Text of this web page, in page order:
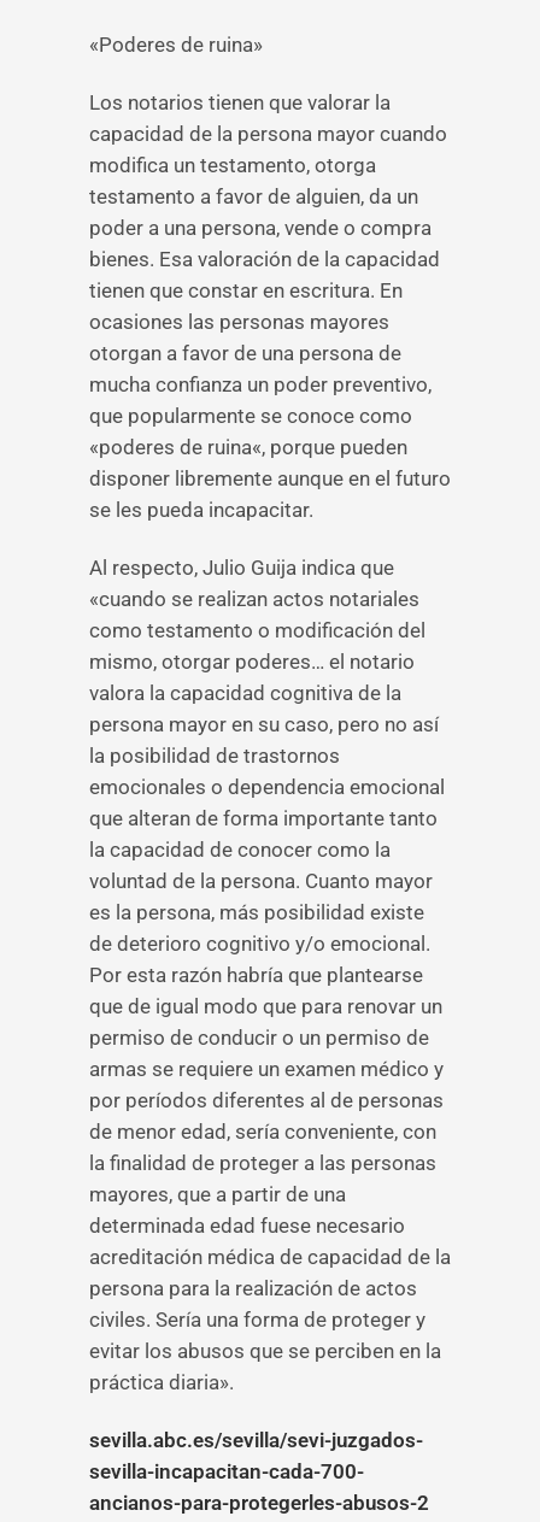
«Poderes de ruina»
Los notarios tienen que valorar la
capacidad de la persona mayor cuando
modifica un testamento, otorga
testamento a favor de alguien, da un
poder a una persona, vende o compra
bienes. Esa valoración de la capacidad
tienen que constar en escritura. En
ocasiones las personas mayores
otorgan a favor de una persona de
mucha confianza un poder preventivo,
que popularmente se conoce como
«poderes de ruina«, porque pueden
disponer libremente aunque en el futuro
se les pueda incapacitar.
Al respecto, Julio Guija indica que
«cuando se realizan actos notariales
como testamento o modificación del
mismo, otorgar poderes… el notario
valora la capacidad cognitiva de la
persona mayor en su caso, pero no así
la posibilidad de trastornos
emocionales o dependencia emocional
que alteran de forma importante tanto
la capacidad de conocer como la
voluntad de la persona. Cuanto mayor
es la persona, más posibilidad existe
de deterioro cognitivo y/o emocional.
Por esta razón habría que plantearse
que de igual modo que para renovar un
permiso de conducir o un permiso de
armas se requiere un examen médico y
por períodos diferentes al de personas
de menor edad, sería conveniente, con
la finalidad de proteger a las personas
mayores, que a partir de una
determinada edad fuese necesario
acreditación médica de capacidad de la
persona para la realización de actos
civiles. Sería una forma de proteger y
evitar los abusos que se perciben en la
práctica diaria».
sevilla.abc.es/sevilla/sevi-juzgados-
sevilla-incapacitan-cada-700-
ancianos-para-protegerles-abusos-2